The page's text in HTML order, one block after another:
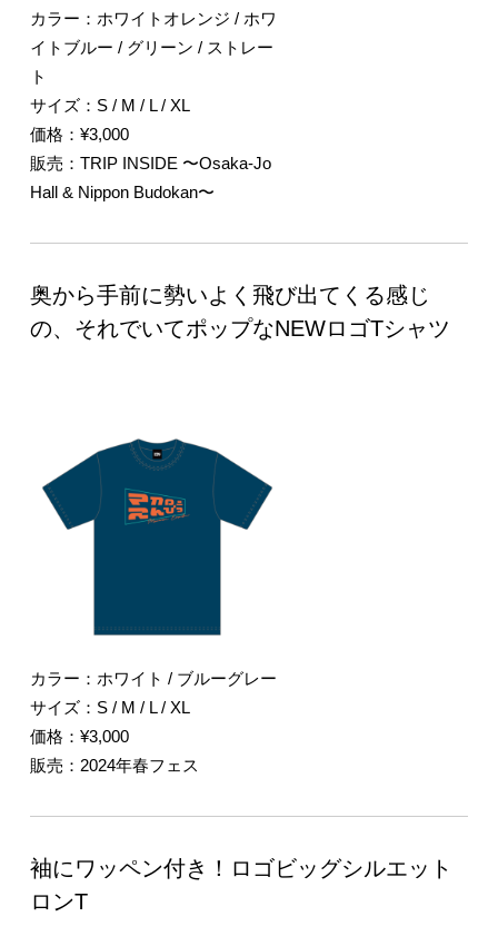
カラー：ホワイトオレンジ / ホワ
イトブルー / グリーン / ストレー
ト
サイズ：S / M / L / XL
価格：¥3,000
販売：TRIP INSIDE 〜Osaka-Jo
Hall & Nippon Budokan〜
奥から手前に勢いよく飛び出てくる感じ
の、それでいてポップなNEWロゴTシャツ
カラー：ホワイト / ブルーグレー
サイズ：S / M / L / XL
価格：¥3,000
販売：2024年春フェス
袖にワッペン付き！ロゴビッグシルエット
ロンT